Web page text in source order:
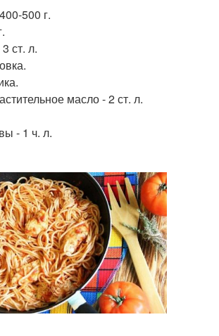
500 г.
ст. л.
масло - 2 ст. л.
- 1 ч. л.